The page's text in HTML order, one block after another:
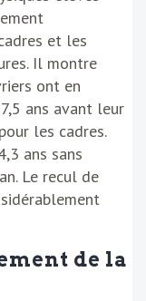
et les
Il montre
ont en
ans avant leur
les cadres.
ans sans
Le recul de
de la